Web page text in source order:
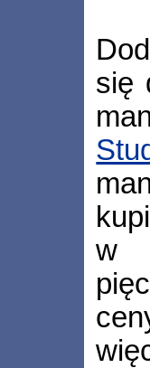
się
w